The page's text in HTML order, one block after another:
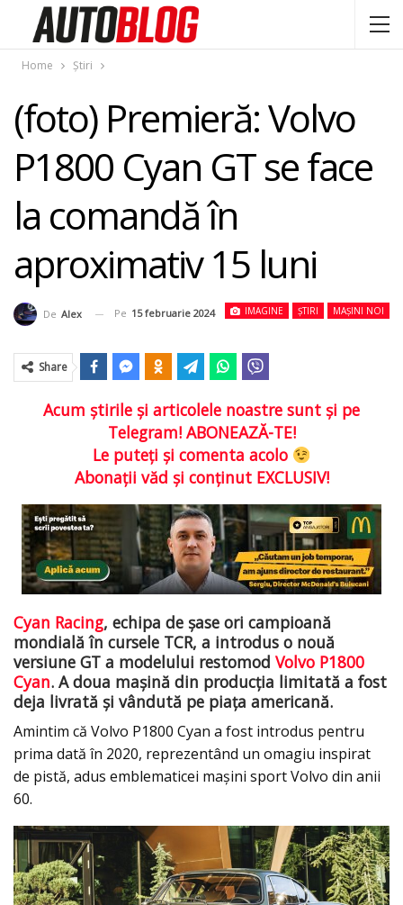
Home Știri
(foto) Premieră: Volvo
P1800 Cyan GT se face
la comandă în
aproximativ 15 luni
IMAGINE ȘTIRI MAȘINI NOI
De Alex Pe 15 februarie 2024
Share
Acum ştirile şi articolele noastre sunt şi pe
Telegram! ABONEAZĂ-TE!
Le puteţi şi comenta acolo
Abonaţii văd şi conţinut EXCLUSIV!
Cyan Racing, echipa de șase ori campioană
mondială în cursele TCR, a introdus o nouă
versiune GT a modelului restomod Volvo P1800
Cyan. A doua mașină din producția limitată a fost
deja livrată și vândută pe piața americană.
Amintim că Volvo P1800 Cyan a fost introdus pentru
prima dată în 2020, reprezentând un omagiu inspirat
de pistă, adus emblematicei mașini sport Volvo din anii
60.